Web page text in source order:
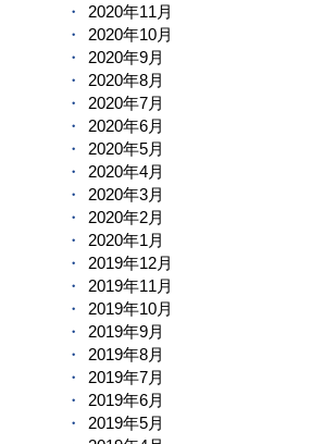
2020年11月
2020年10月
2020年9月
2020年8月
2020年7月
2020年6月
2020年5月
2020年4月
2020年3月
2020年2月
2020年1月
2019年12月
2019年11月
2019年10月
2019年9月
2019年8月
2019年7月
2019年6月
2019年5月